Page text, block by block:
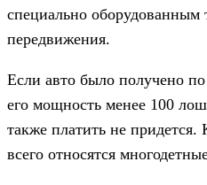
специально оборудованным
передвижения.
Если авто было получено
его мощность менее 100
также платить не
всего относятся